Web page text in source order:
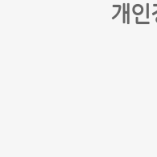
개인